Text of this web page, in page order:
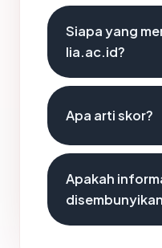
Siapa yang
lia.ac.id?
Apa arti skor?
Apakah